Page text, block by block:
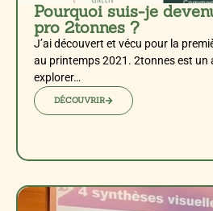
Pourquoi suis-je
pro 2tonnes ?
J’ai découvert et vécu pour la
au printemps 2021. 2tonnes est un
explorer…
DÉCOUVRIR